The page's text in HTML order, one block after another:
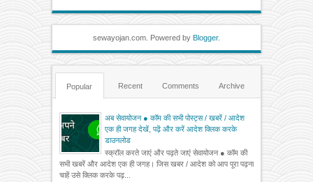
sewayojan.com. Powered by Blogger.
Popular Recent Comments Archive
अब सेवायोजन ● कॉम की सभी पोस्ट्स / खबरें / आदेश
एक ही जगह देखें, पढ़ें और करें आदेश क्लिक करके
डाउनलोड
स्क्रॉल करते जाएं और पढ़ते जाएं सेवायोजन ● कॉम की
सभी खबरें और आदेश एक ही जगह। जिस खबर / आदेश को आप पूरा पढ़ना
चाहें उसे क्लिक करके पढ़...